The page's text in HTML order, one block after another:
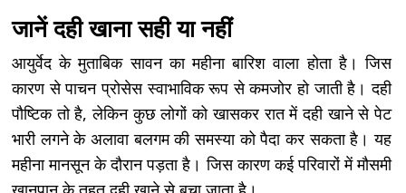
जानें दही खाना सही या नहीं
आयुर्वेद के मुताबिक सावन का महीना बारिश वाला होता है। जिस
कारण से पाचन प्रोसेस स्वाभाविक रूप से कमजोर हो जाती है। दही
पौष्टिक तो है, लेकिन कुछ लोगों को खासकर रात में दही खाने से पेट
भारी लगने के अलावा बलगम की समस्या को पैदा कर सकता है। यह
महीना मानसून के दौरान पड़ता है। जिस कारण कई परिवारों में मौसमी